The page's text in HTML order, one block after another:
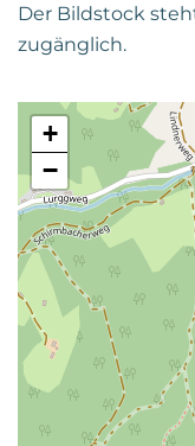
Der Bildstock
zugänglich.
+
−